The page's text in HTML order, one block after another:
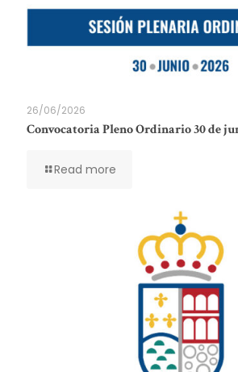
26/06/2026
Convocatoria Pleno Ordinario 30 de
Read more